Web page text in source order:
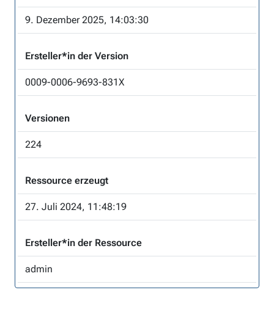
9. Dezember 2025, 14:03:30
Ersteller*in der Version
0009-0006-9693-831X
Versionen
224
Ressource erzeugt
27. Juli 2024, 11:48:19
Ersteller*in der Ressource
admin